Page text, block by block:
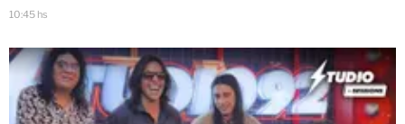
10:45 hs